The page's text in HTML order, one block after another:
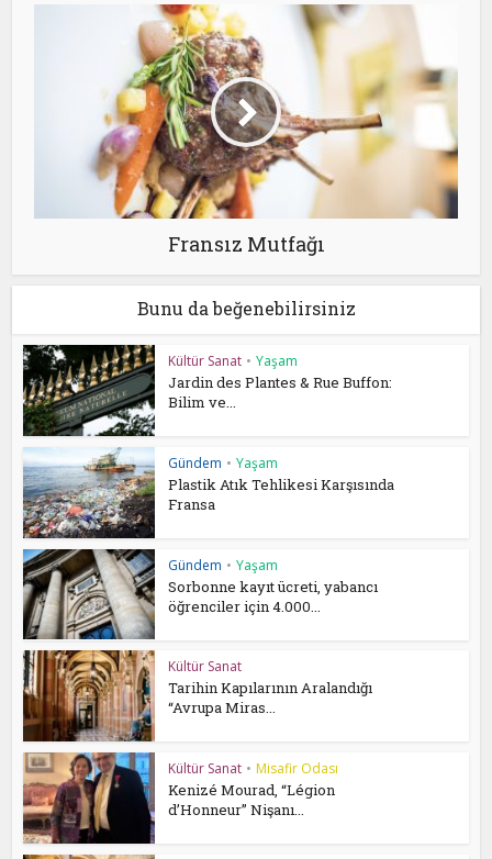
Fransız Mutfağı
Bunu da beğenebilirsiniz
Kültür Sanat • Yaşam
Jardin des Plantes & Rue Buffon:
Bilim ve...
Gündem • Yaşam
Plastik Atık Tehlikesi Karşısında
Fransa
Gündem • Yaşam
Sorbonne kayıt ücreti, yabancı
öğrenciler için 4.000...
Kültür Sanat
Tarihin Kapılarının Aralandığı
“Avrupa Miras...
Kültür Sanat • Misafir Odası
Kenizé Mourad, “Légion
d’Honneur” Nişanı...